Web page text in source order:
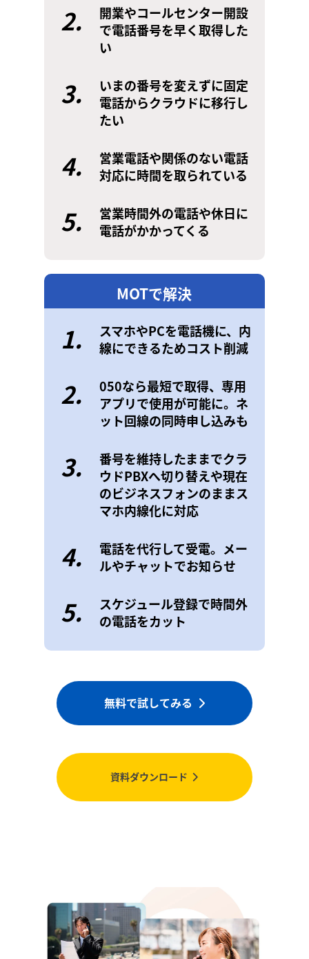
2.
開業やコールセンター開設
で電話番号を早く取得した
い
3.
いまの番号を変えずに固定
電話からクラウドに移行し
たい
4.
営業電話や関係のない電話
対応に時間を取られている
5.
営業時間外の電話や休日に
電話がかかってくる
MOTで解決
1.
スマホやPCを電話機に、内
線にできるためコスト削減
2.
050なら最短で取得、専用
アプリで使用が可能に。ネ
ット回線の同時申し込みも
3.
番号を維持したままでクラ
ウドPBXへ切り替えや現在
のビジネスフォンのままス
マホ内線化に対応
4.
電話を代行して受電。メー
ルやチャットでお知らせ
5.
スケジュール登録で時間外
の電話をカット
無料で試してみる
資料ダウンロード